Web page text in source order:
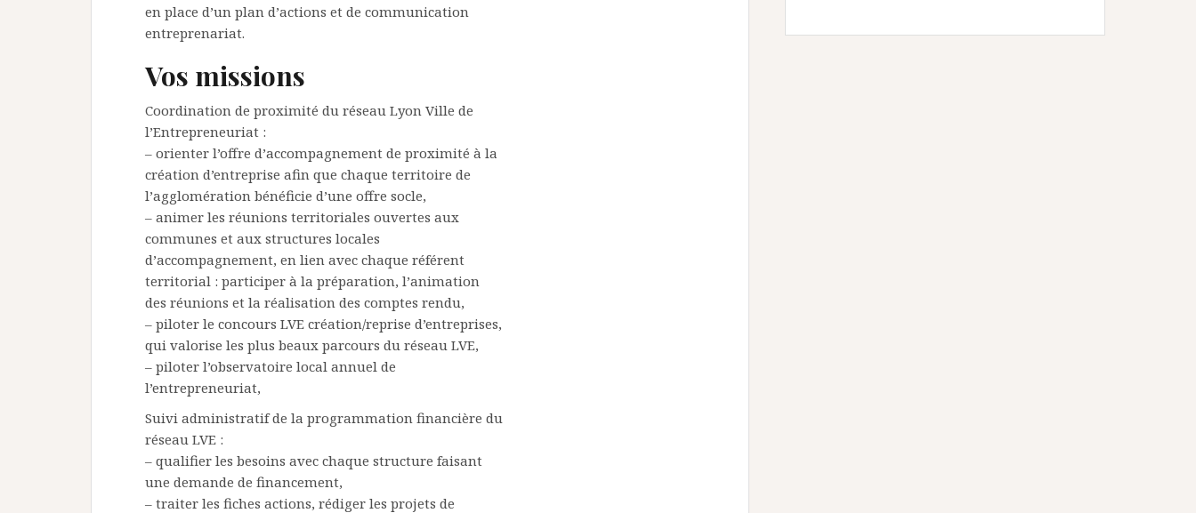
en place d’un plan d’actions et de communication
entreprenariat.
Vos missions
Coordination de proximité du réseau Lyon Ville de
l’Entrepreneuriat :
– orienter l’offre d’accompagnement de proximité à la
création d’entreprise afin que chaque territoire de
l’agglomération bénéficie d’une offre socle,
– animer les réunions territoriales ouvertes aux
communes et aux structures locales
d’accompagnement, en lien avec chaque référent
territorial : participer à la préparation, l’animation
des réunions et la réalisation des comptes rendu,
– piloter le concours LVE création/reprise d’entreprises,
qui valorise les plus beaux parcours du réseau LVE,
– piloter l’observatoire local annuel de
l’entrepreneuriat,
Suivi administratif de la programmation financière du
réseau LVE :
– qualifier les besoins avec chaque structure faisant
une demande de financement,
– traiter les fiches actions, rédiger les projets de